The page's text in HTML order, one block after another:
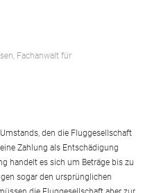
Fachanwalt für
den die Fluggesellschaft
Zahlung als Entschädigung
handelt es sich um Beträge bis zu
sogar den ursprünglichen